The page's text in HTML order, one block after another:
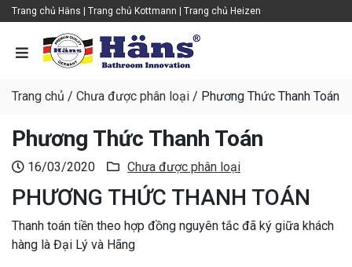
Trang chủ Häns | Trang chủ Kottmann Trang chủ Heizen
Trang chủ / Chưa được phân loại / Phương Thức Thanh Toán
Phương Thức Thanh Toán
16/03/2020 Chưa được phân loại
PHƯƠNG THỨC THANH TOÁN
Thanh toán tiền theo hợp đồng nguyên tắc đã ký giữa khách
hàng là Đại Lý và Hãng